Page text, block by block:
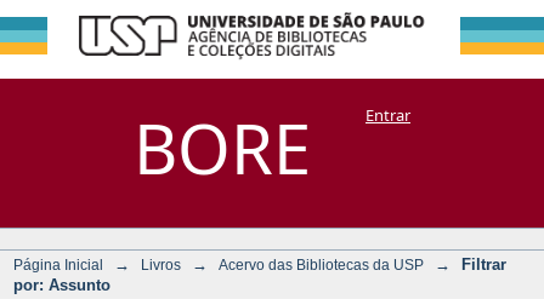
BORE
Filtrar por:
Assunto
DSpace/Manakin + CoriscoEntrar
Página Inicial → Livros → Acervo das Bibliotecas da USP →
Filtrar
por: Assunto